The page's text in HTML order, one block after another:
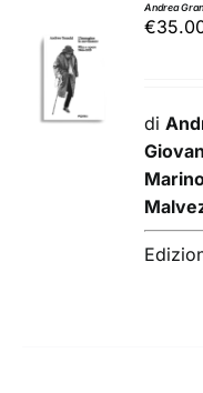
AGGIUNGI
AL
CARRELLO
/
DETTAGLI
Andrea
€
di